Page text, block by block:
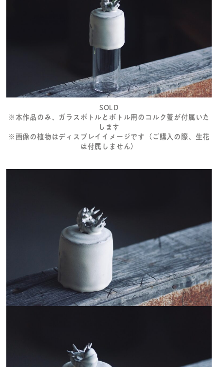
SOLD
※本作品のみ、ガラスボトルとボトル用のコルク蓋が付属いた
します
※画像の植物はディスプレイイメージです（ご購入の際、生花
は付属しません）